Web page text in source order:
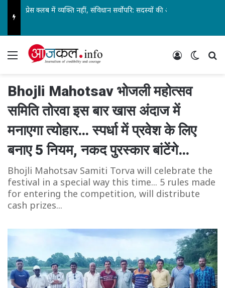
Menu Log In
Bhojli Mahotsav भोजली महोत्सव
समिति तोरवा इस बार खास अंदाज में
मनाएगा त्योहार… स्पर्धा में प्रवेश के लिए
बनाए 5 नियम, नकद पुरस्कार बांटेंगे…
Bhojli Mahotsav Samiti Torva will celebrate the
festival in a special way this time... 5 rules made
for entering the competition, will distribute
cash prizes...